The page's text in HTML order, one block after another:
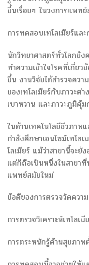
ขึ้นเรื่อยๆ ในวงการแพท
การทดสอบเทโลเมียร์แล
นักวิทยาศาสตร์ทั่วโลกยัง
ทำความเข้าใจโรคที่เกี่ย
ขึ้น งานวิจัยได้สำรวจควา
ของเทโลเมียร์กับภาวะต่
เบาหวาน และภาวะภูมิคุ้
ในด้านเทคโนโลยีชีวภาพ
กำลังศึกษาเอนไซม์เทโล
โลเมียร์ แม้ว่าสาขานี้จะยั
แต่ก็ถือเป็นหนึ่งในสาขาที่
แพทย์สมัยใหม่
ข้อดีของการตรวจวัดความ
การตรวจวิเคราะห์เทโลเ
การตระหนักรู้ด้านสุขภาพ